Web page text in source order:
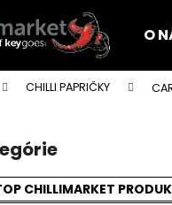
O
CHILLI PAPRIČKY
CHILLIMARKET